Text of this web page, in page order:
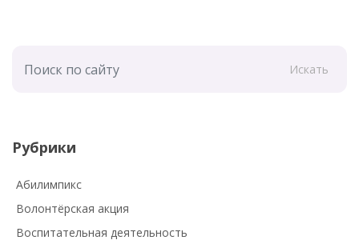
Искать
Рубрики
Абилимпикс
Волонтёрская акция
Воспитательная деятельность